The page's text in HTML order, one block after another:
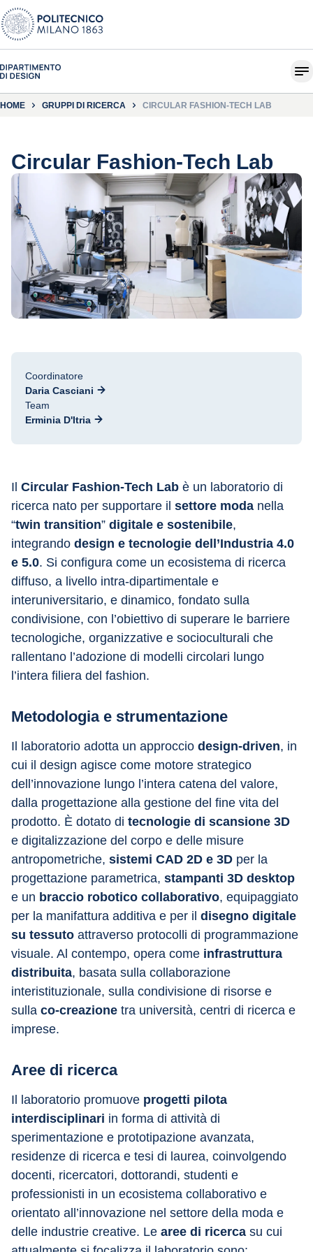
HOME GRUPPI DI RICERCA CIRCULAR FASHION-TECH LAB
Circular Fashion-Tech Lab
Coordinatore
Daria Casciani
Team
Erminia D'Itria
Il Circular Fashion-Tech Lab è un laboratorio di
ricerca nato per supportare il settore moda nella
“twin transition” digitale e sostenibile,
integrando design e tecnologie dell’Industria 4.0
e 5.0. Si configura come un ecosistema di ricerca
diffuso, a livello intra-dipartimentale e
interuniversitario, e dinamico, fondato sulla
condivisione, con l’obiettivo di superare le barriere
tecnologiche, organizzative e socioculturali che
rallentano l’adozione di modelli circolari lungo
l’intera filiera del fashion.
Metodologia e strumentazione
Il laboratorio adotta un approccio design-driven, in
cui il design agisce come motore strategico
dell’innovazione lungo l’intera catena del valore,
dalla progettazione alla gestione del fine vita del
prodotto. È dotato di tecnologie di scansione 3D
e digitalizzazione del corpo e delle misure
antropometriche, sistemi CAD 2D e 3D per la
progettazione parametrica, stampanti 3D desktop
e un braccio robotico collaborativo, equipaggiato
per la manifattura additiva e per il disegno digitale
su tessuto attraverso protocolli di programmazione
visuale. Al contempo, opera come infrastruttura
distribuita, basata sulla collaborazione
interistituzionale, sulla condivisione di risorse e
sulla co-creazione tra università, centri di ricerca e
imprese.
Aree di ricerca
Il laboratorio promuove progetti pilota
interdisciplinari in forma di attività di
sperimentazione e prototipazione avanzata,
residenze di ricerca e tesi di laurea, coinvolgendo
docenti, ricercatori, dottorandi, studenti e
professionisti in un ecosistema collaborativo e
orientato all’innovazione nel settore della moda e
delle industrie creative. Le aree di ricerca su cui